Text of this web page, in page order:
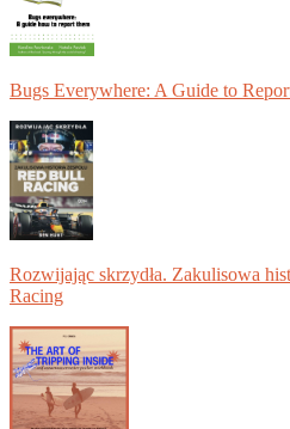
Bugs Everywhere: A Guide to
Rozwijając skrzydła. Zakulisowa
Racing